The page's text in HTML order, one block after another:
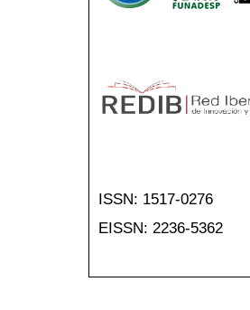
ISSN: 1517-0276
EISSN: 2236-5362